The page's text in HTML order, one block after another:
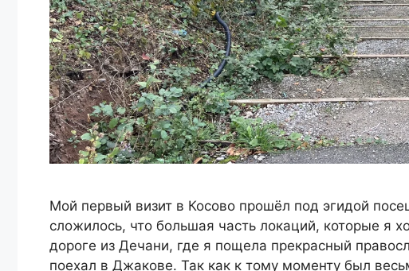
Мой первый визит в Косово прошёл под эгидой
сложилось, что большая часть локаций, которые я
дороге из Дечани, где я пощела прекрасный
поехал в Джакове. Так как к тому моменту был